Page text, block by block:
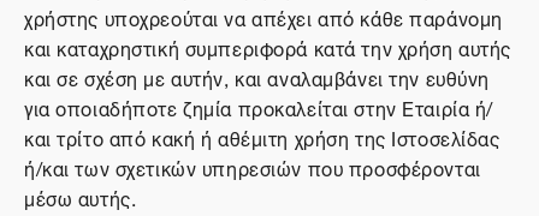
χρήστης υποχρεούται να απέχει από κάθε παράνομη
και καταχρηστική συμπεριφορά κατά την χρήση αυτής
και σε σχέση με αυτήν, και αναλαμβάνει την ευθύνη
για οποιαδήποτε ζημία προκαλείται στην Εταιρία ή/
και τρίτο από κακή ή αθέμιτη χρήση της Ιστοσελίδας
ή/και των σχετικών υπηρεσιών που προσφέρονται
μέσω αυτής.